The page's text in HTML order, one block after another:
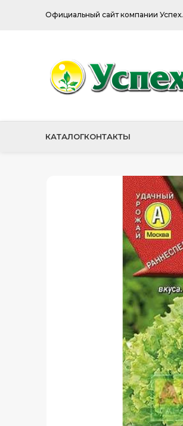
Официальный сайт компании Успех.
КАТАЛОГКОНТАКТЫ